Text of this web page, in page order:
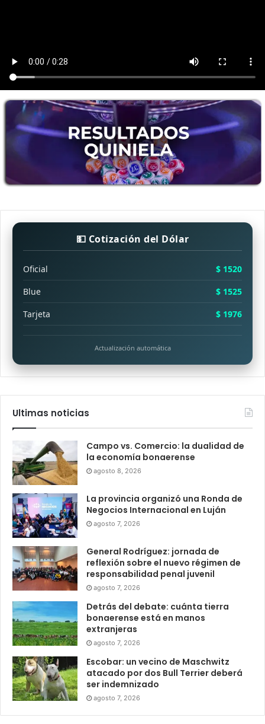
💵 Cotización del Dólar
Oficial
$ 1520
Blue
$ 1525
Tarjeta
$ 1976
Actualización automática
Ultimas noticias
Campo vs. Comercio: la dualidad de
la economía bonaerense
agosto 8, 2026
La provincia organizó una Ronda de
Negocios Internacional en Luján
agosto 7, 2026
General Rodríguez: jornada de
reflexión sobre el nuevo régimen de
responsabilidad penal juvenil
agosto 7, 2026
Detrás del debate: cuánta tierra
bonaerense está en manos
extranjeras
agosto 7, 2026
Escobar: un vecino de Maschwitz
atacado por dos Bull Terrier deberá
ser indemnizado
agosto 7, 2026